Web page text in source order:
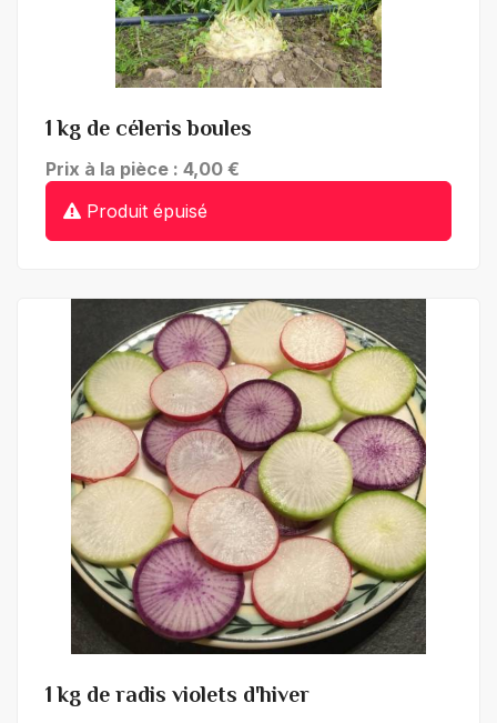
1 kg de céleris boules
Prix à la pièce : 4,00 €
Produit épuisé
+ de détails
1 kg de radis violets d'hiver
+ de détails